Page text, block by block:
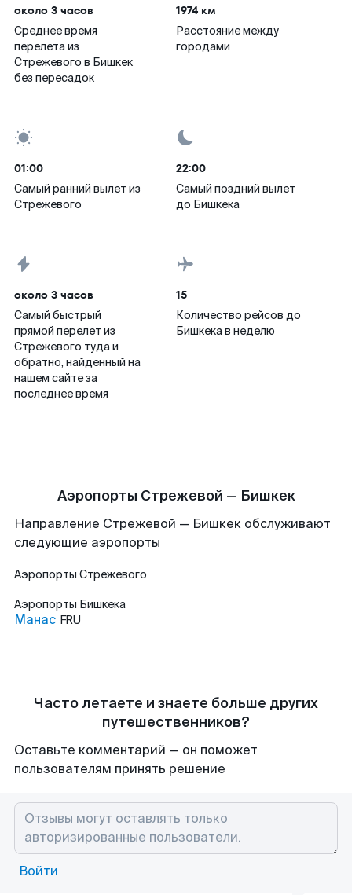
около 3 часов
Среднее время
перелета из
Стрежевого в Бишкек
без пересадок
1974 км
Расстояние между
городами
01:00
Самый ранний вылет из
Стрежевого
22:00
Самый поздний вылет
до Бишкека
около 3 часов
Самый быстрый
прямой перелет из
Стрежевого туда и
обратно, найденный на
нашем сайте за
последнее время
15
Количество рейсов до
Бишкека в неделю
Аэропорты Стрежевой — Бишкек
Направление Стрежевой — Бишкек обслуживают
следующие аэропорты
Аэропорты Стрежевого
Аэропорты Бишкека
Манас FRU
Часто летаете и знаете больше других
путешественников?
Оставьте комментарий — он поможет
пользователям принять решение
Войти